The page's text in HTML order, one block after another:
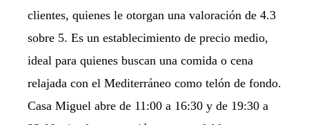
clientes, quienes le otorgan una valoración de 4.3
sobre 5. Es un establecimiento de precio medio,
ideal para quienes buscan una comida o cena
relajada con el Mediterráneo como telón de fondo.
Casa Miguel abre de 11:00 a 16:30 y de 19:30 a